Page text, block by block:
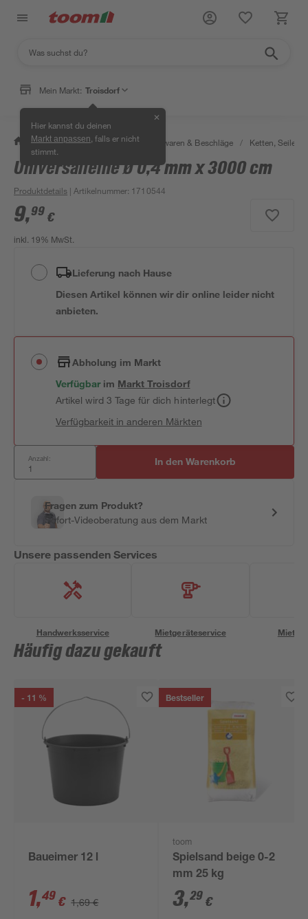
Mein Markt: Troisdorf
Hier kannst du deinen
Markt anpassen , falls er nicht
stimmt.
✕
/ Werkstatt & Maschinen / Eisenwaren & Beschläge / Ketten, Seile &
Universalleine Ø 0,4 mm x 3000 cm
Produktdetails | Artikelnummer: 1710544
9,99 €
inkl. 19% MwSt.
Lieferung nach Hause
Diesen Artikel können wir dir online leider nicht
anbieten.
Abholung im Markt
Verfügbar im MarktTroisdorf
Artikel wird 3 Tage für dich hinterlegt
Verfügbarkeit in anderen Märkten
Anzahl: In den Warenkorb
Fragen zum Produkt?
Sofort-Videoberatung aus dem Markt
Unsere passenden Services
Handwerksservice Mietgeräteservice
Häufig dazu gekauft
- 11 %
Baueimer 12 l
1,49 € 1,69 €
Bestseller
toom
Spielsand beige 0-2
mm 25 kg
3,29 €